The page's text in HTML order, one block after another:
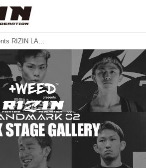
+WEED presents RIZIN LANDMARK vol.2 BACKSTAGE GALLERY